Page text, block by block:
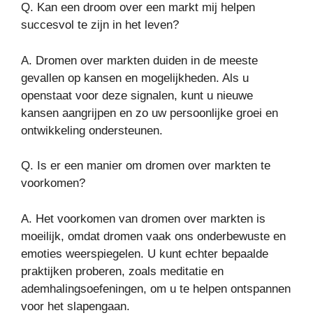
Q. Kan een droom over een markt mij helpen
succesvol te zijn in het leven?
A. Dromen over markten duiden in de meeste
gevallen op kansen en mogelijkheden. Als u
openstaat voor deze signalen, kunt u nieuwe
kansen aangrijpen en zo uw persoonlijke groei en
ontwikkeling ondersteunen.
Q. Is er een manier om dromen over markten te
voorkomen?
A. Het voorkomen van dromen over markten is
moeilijk, omdat dromen vaak ons onderbewuste en
emoties weerspiegelen. U kunt echter bepaalde
praktijken proberen, zoals meditatie en
ademhalingsoefeningen, om u te helpen ontspannen
voor het slapengaan.